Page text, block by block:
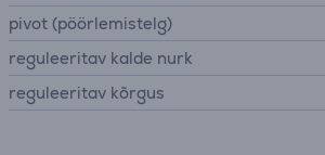
pivot (pöörlemistelg)
reguleeritav kalde nurk
reguleeritav kõrgus